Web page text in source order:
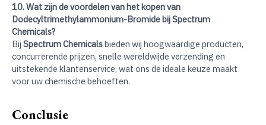
10. Wat zijn de voordelen van het kopen van
Dodecyltrimethylammonium-Bromide bij Spectrum
Chemicals?
Bij Spectrum Chemicalsbieden wij hoogwaardige producten,
concurrerende prijzen, snelle wereldwijde verzending en
uitstekende klantenservice, wat ons de ideale keuze maakt
voor uw chemische behoeften.
Conclusie